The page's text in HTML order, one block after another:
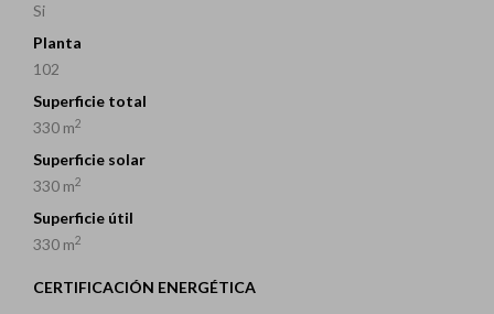
Si
Planta
102
Superficie total
330 m2
Superficie solar
330 m2
Superficie útil
330 m2
CERTIFICACIÓN ENERGÉTICA